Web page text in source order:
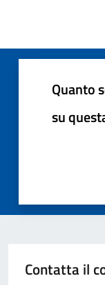
Quanto
su
Contatta il